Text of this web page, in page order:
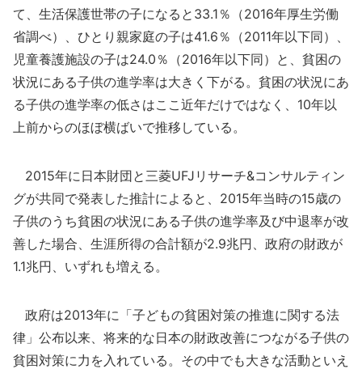
て、生活保護世帯の子になると33.1％（2016年厚生労働
省調べ）、ひとり親家庭の子は41.6％（2011年以下同）、
児童養護施設の子は24.0％（2016年以下同）と、貧困の
状況にある子供の進学率は大きく下がる。貧困の状況にあ
る子供の進学率の低さはここ近年だけではなく、10年以
上前からのほぼ横ばいで推移している。
2015年に日本財団と三菱UFJリサーチ&コンサルティン
グが共同で発表した推計によると、2015年当時の15歳の
子供のうち貧困の状況にある子供の進学率及び中退率が改
善した場合、生涯所得の合計額が2.9兆円、政府の財政が
1.1兆円、いずれも増える。
政府は2013年に「子どもの貧困対策の推進に関する法
律」公布以来、将来的な日本の財政改善につながる子供の
貧困対策に力を入れている。その中でも大きな活動といえ